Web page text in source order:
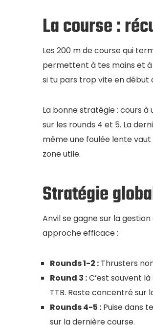
La course :
Les 200 m de course qui
permettent à tes mains et à
si tu pars trop vite en début
La bonne stratégie : cours à
sur les rounds 4 et 5. La
même une foulée lente
zone utile.
Stratégie
Anvil se gagne sur la
approche efficace :
Rounds 1-2 : Thrusters
Round 3 :C’est souvent
TTB. Reste concentré sur
Rounds 4-5 : Puise dans
sur la dernière course.